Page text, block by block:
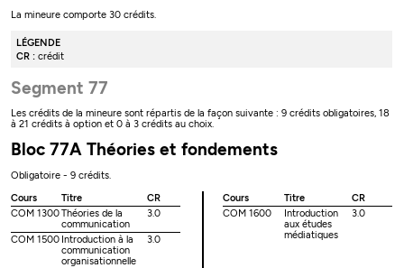
La mineure comporte 30 crédits.
LÉGENDE
CR : crédit
Segment 77
Les crédits de la mineure sont répartis de la façon suivante : 9 crédits obligatoires, 18
à 21 crédits à option et 0 à 3 crédits au choix.
Bloc 77A Théories et fondements
Obligatoire - 9 crédits.
Cours
Titre
CR
COM 1300Théories de la
communication
3.0
COM 1500 Introduction à la
communication
organisationnelle
3.0
Cours Titre
CR
COM 1600
Introduction
aux études
médiatiques
3.0